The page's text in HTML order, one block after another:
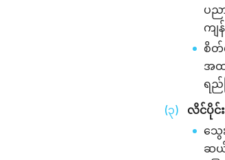
ပည
ကျ
စိတ်
အထ
ရည်
လိင်ပိုင်
သွေ
ဆယ်